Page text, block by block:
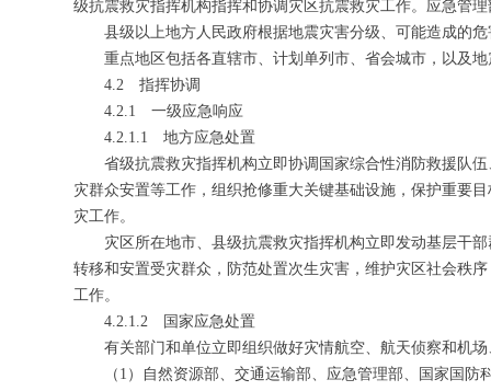
级抗震救灾指挥机构指挥和协调灾区抗震救灾工作。应急管
县级以上地方人民政府根据地震灾害分级、可能造成的
重点地区包括各直辖市、计划单列市、省会城市，以及
4.2 指挥协调
4.2.1 一级应急响应
4.2.1.1 地方应急处置
省级抗震救灾指挥机构立即协调国家综合性消防救援队
灾群众安置等工作，组织抢修重大关键基础设施，保护重要
灾工作。
灾区所在地市、县级抗震救灾指挥机构立即发动基层干
转移和安置受灾群众，防范处置次生灾害，维护灾区社会秩
工作。
4.2.1.2 国家应急处置
有关部门和单位立即组织做好灾情航空、航天侦察和机
（1）自然资源部、交通运输部、应急管理部、国家国